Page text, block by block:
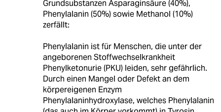
Grundsubstanzen Asparaginsäure (40%),
Phenylalanin (50%) sowie Methanol (10%)
zerfällt:
Phenylalanin ist für Menschen, die unter der
angeborenen Stoffwechselkrankheit
Phenylketonurie (PKU) leiden, sehr gefährlich.
Durch einen Mangel oder Defekt an dem
körpereigenen Enzym
Phenylalaninhydroxylase, welches Phenylalanin